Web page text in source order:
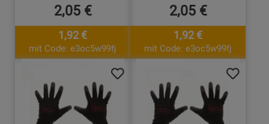
2,05 €
1,92 €
mit Code: e3oc5w99fj
2,05 €
1,92 €
mit Code: e3oc5w99fj